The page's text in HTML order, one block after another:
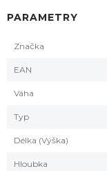
PARAMETRY
Značka
EAN
Váha
Typ
Délka (Výška)
Hloubka